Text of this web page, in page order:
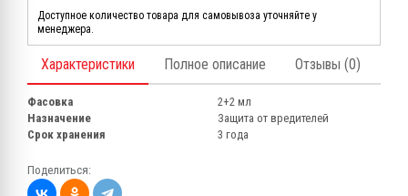
Доступное количество товара для самовывоза уточняйте у
менеджера.
Характеристики Полное описание Отзывы (0)
Фасовка
2+2 мл
Назначение
Защита от вредителей
Срок хранения
3 года
Поделиться: